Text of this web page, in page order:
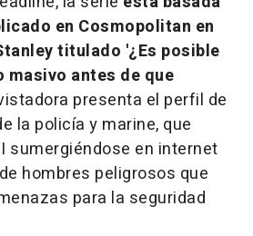
en Cosmopolitan en
titulado '¿Es posible
antes de que
presenta el perfil de
la policía y marine, que
sumergiéndose en internet
hombres peligrosos que
para la seguridad